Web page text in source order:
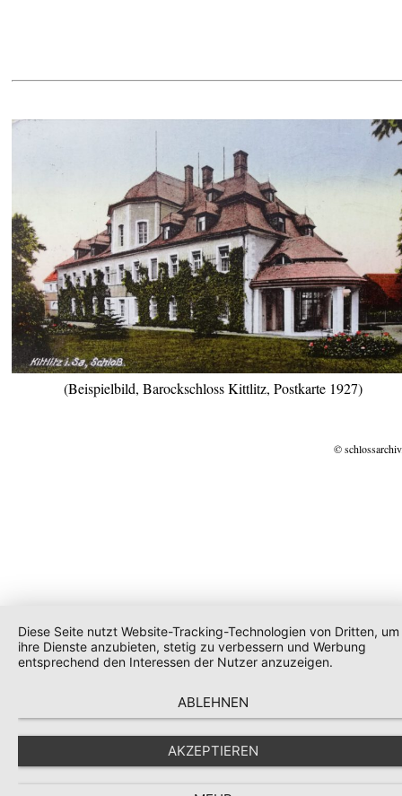
(Beispielbild, Barockschloss Kittlitz, Postkarte 1927)
©
Diese Seite nutzt Website-Tracking-Technologien von Dritten, um
ihre Dienste anzubieten, stetig zu verbessern und Werbung
entsprechend den Interessen der Nutzer anzuzeigen.
ABLEHNEN
AKZEPTIEREN